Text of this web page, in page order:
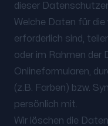
dieser
Welche Daten für
erforderlich sind,
oder im Rahmen der
Onlineformularen,
(z.B. Farben) bzw.
persönlich mit.
Wir löschen die